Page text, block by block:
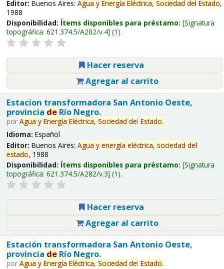
Editor: Buenos Aires: Agua y Energía Eléctrica, Sociedad del Estado,
1988
Disponibilidad: Ítems disponibles para préstamo: Signatura
topográfica: 621.374.5/A282/v.4 (1).
Hacer reserva
Agregar al carrito
Estacion transformadora San Antonio Oeste,
provincia deRío Negro.
por Agua y Energía Eléctrica, Sociedad del Estado.
Idioma: Español
Editor: Buenos Aires: Agua y energía eléctrica, sociedad del
estado, 1988
Disponibilidad: Ítems disponibles para préstamo: Signatura
topográfica: 621.374.5/A282/v.3 (1).
Hacer reserva
Agregar al carrito
Estación transformadora San Antonio Oeste,
provincia deRío Negro.
por Agua y Energía Eléctrica, Sociedad del Estado.